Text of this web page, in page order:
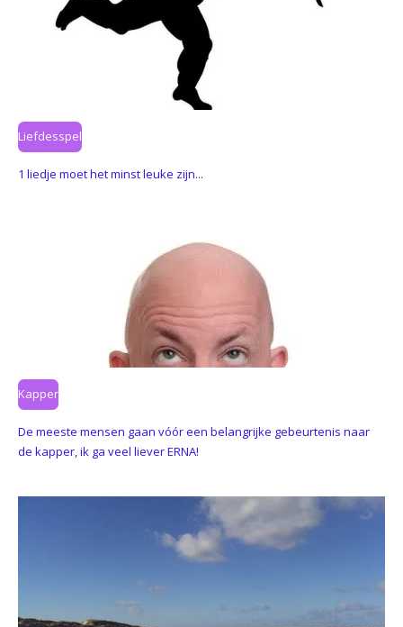
Liefdesspel
1 liedje moet het minst leuke zijn...
Kapper
De meeste mensen gaan vóór een belangrijke gebeurtenis naar
de kapper, ik ga veel liever ERNA!